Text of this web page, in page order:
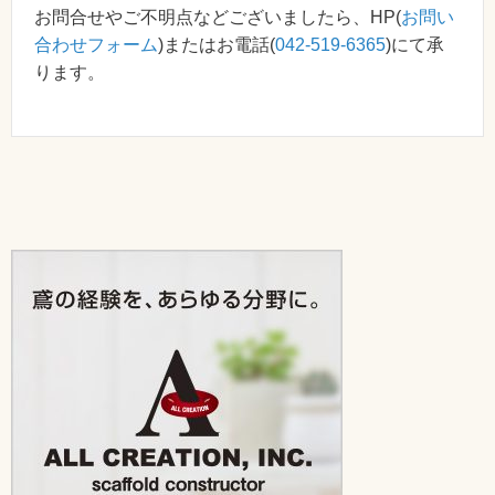
お問合せやご不明点などございましたら、HP(お問い
合わせフォーム)またはお電話(042-519-6365)にて承
ります。